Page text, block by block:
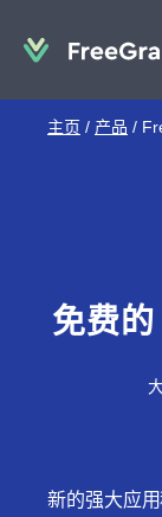
主页 / 产品 /
免费
新的强大应